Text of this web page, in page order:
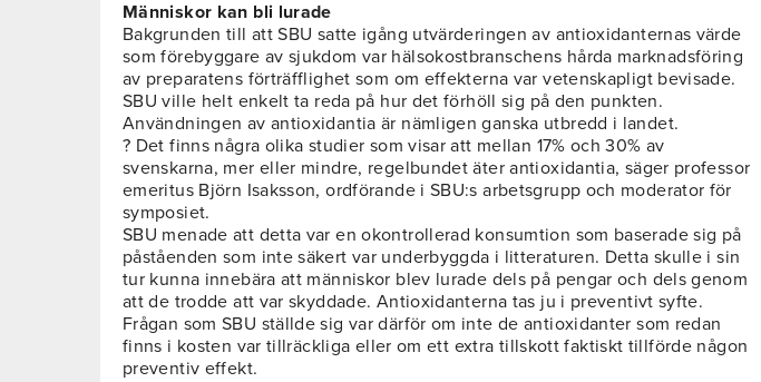
Människor kan bli lurade
Bakgrunden till att SBU satte igång utvärderingen av antioxidanternas värde
som förebyggare av sjukdom var hälsokostbranschens hårda marknadsföring
av preparatens förträfflighet som om effekterna var vetenskapligt bevisade.
SBU ville helt enkelt ta reda på hur det förhöll sig på den punkten.
Användningen av antioxidantia är nämligen ganska utbredd i landet.
? Det finns några olika studier som visar att mellan 17% och 30% av
svenskarna, mer eller mindre, regelbundet äter antioxidantia, säger professor
emeritus Björn Isaksson, ordförande i SBU:s arbetsgrupp och moderator för
symposiet.
SBU menade att detta var en okontrollerad konsumtion som baserade sig på
påståenden som inte säkert var underbyggda i litteraturen. Detta skulle i sin
tur kunna innebära att människor blev lurade dels på pengar och dels genom
att de trodde att var skyddade. Antioxidanterna tas ju i preventivt syfte.
Frågan som SBU ställde sig var därför om inte de antioxidanter som redan
finns i kosten var tillräckliga eller om ett extra tillskott faktiskt tillförde någon
preventiv effekt.